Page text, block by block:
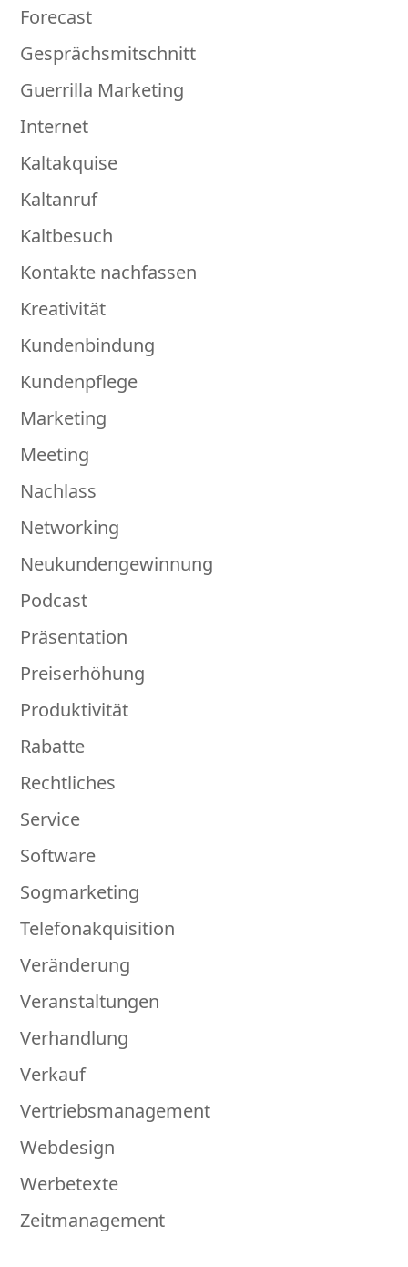
Forecast
Gesprächsmitschnitt
Guerrilla Marketing
Internet
Kaltakquise
Kaltanruf
Kaltbesuch
Kontakte nachfassen
Kreativität
Kundenbindung
Kundenpflege
Marketing
Meeting
Nachlass
Networking
Neukundengewinnung
Podcast
Präsentation
Preiserhöhung
Produktivität
Rabatte
Rechtliches
Service
Software
Sogmarketing
Telefonakquisition
Veränderung
Veranstaltungen
Verhandlung
Verkauf
Vertriebsmanagement
Webdesign
Werbetexte
Zeitmanagement